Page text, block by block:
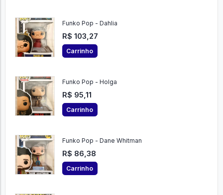
Funko Pop - Dahlia
R$ 103,27
Carrinho
Funko Pop - Holga
R$ 95,11
Carrinho
Funko Pop - Dane Whitman
R$ 86,38
Carrinho